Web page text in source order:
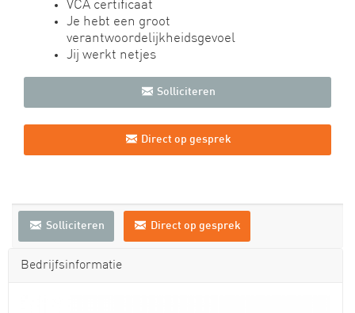
VCA certificaat
Je hebt een groot
verantwoordelijkheidsgevoel
Jij werkt netjes
Solliciteren
Direct op gesprek
Solliciteren Direct op gesprek
Bedrijfsinformatie